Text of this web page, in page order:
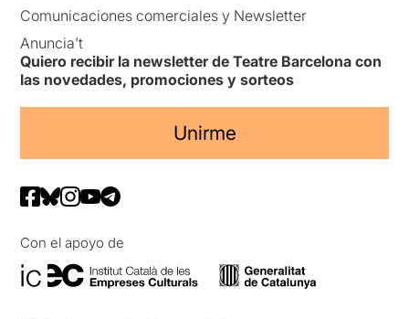
Comunicaciones comerciales y Newsletter
Anuncia’t
Quiero recibir la newsletter de Teatre Barcelona con
las novedades, promociones y sorteos
Unirme
Con el apoyo de